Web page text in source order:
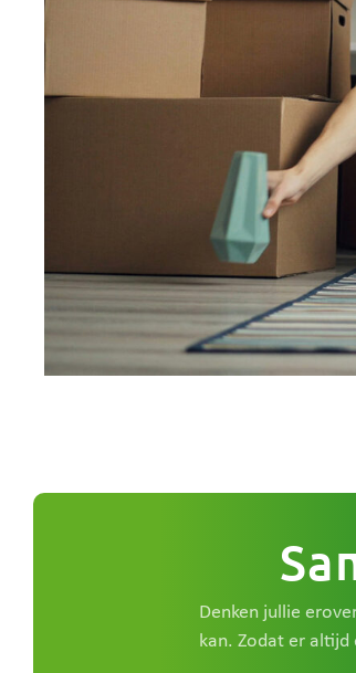
Denken jullie
kan. Zodat er altijd